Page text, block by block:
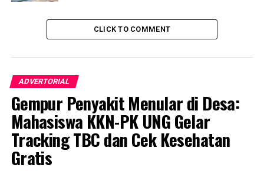
RELATED TOPICS:
PROF ARWILDAYANTO
UNIVERSITAS NEGERI GORONTALO
UP NEXT
Bupati Pohuwato Menyampaikan Dukacita dan
Silaturahmi di Rumah DukaBupati Pohuwato
Menyampaikan Dukacita dan Silaturahmi di Rumah Duka
CLICK TO COMMENT
ADVERTORIAL
Gempur Penyakit Menular di Desa:
Mahasiswa KKN-PK UNG Gelar
Tracking TBC dan Cek Kesehatan
Gratis